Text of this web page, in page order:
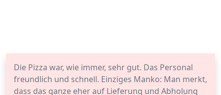
Die Pizza war, wie immer, sehr gut. Das Personal
freundlich und schnell. Einziges Manko: Man merkt,
dass das ganze eher auf Lieferung und Abholung